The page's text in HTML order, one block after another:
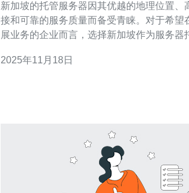
新加坡的托管服务器因其优越的地理位置、
接和可靠的服务质量而备受青睐。对于希望
展业务的企业而言，选择新加坡作为服务器
的专业托管服务，具备灵活的解决方案和卓
2025年11月18日